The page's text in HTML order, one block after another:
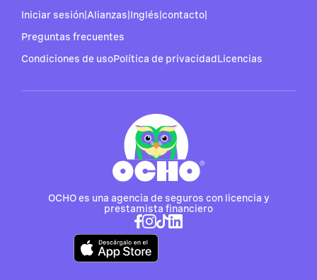
OCHO es una agencia de seguros con licencia y
prestamista financiero
Iniciar sesión Alianzas Inglés contacto
Preguntas frecuentes
Condiciones de usoPolítica de privacidadLicencias